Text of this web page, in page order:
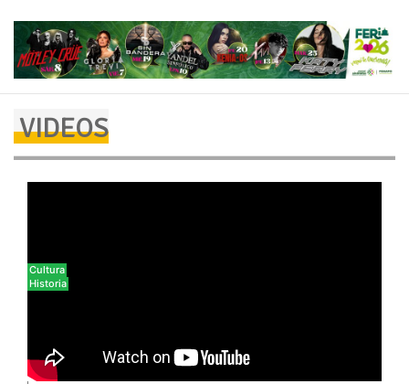
VIDEOS
Cultura
Historia